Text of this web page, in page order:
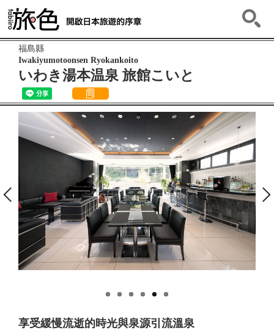
福島縣
Iwakiyumotoonsen Ryokankoito
いわき湯本温泉 旅館こいと
Previous
享受緩慢流逝的時光與泉源引流溫泉